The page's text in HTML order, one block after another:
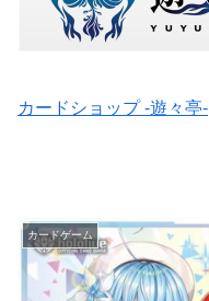
カードショップ -遊々亭-
カードゲーム